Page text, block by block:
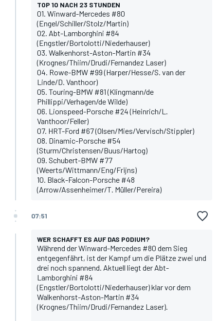
TOP 10 NACH 23 STUNDEN
01. Winward-Mercedes #80
(Engel/Schiller/Stolz/Martin)
02. Abt-Lamborghini #84
(Engstler/Bortolotti/Niederhauser)
03. Walkenhorst-Aston-Martin #34
(Krognes/Thiim/Drudi/Fernandez Laser)
04. Rowe-BMW #99 (Harper/Hesse/S. van der
Linde/D. Vanthoor)
05. Touring-BMW #81 (Klingmann/de
Phillippi/Verhagen/de Wilde)
06. Lionspeed-Porsche #24 (Heinrich/L.
Vanthoor/Feller)
07. HRT-Ford #67 (Olsen/Mies/Vervisch/Stippler)
08. Dinamic-Porsche #54
(Sturm/Christensen/Buus/Hartog)
09. Schubert-BMW #77
(Weerts/Wittmann/Eng/Frijns)
10. Black-Falcon-Porsche #48
(Arrow/Assenheimer/T. Müller/Pereira)
07:51
WER SCHAFFT ES AUF DAS PODIUM?
Während der Winward-Mercedes #80 dem Sieg
entgegenfährt, ist der Kampf um die Plätze zwei und
drei noch spannend. Aktuell liegt der Abt-
Lamborghini #84
(Engstler/Bortolotti/Niederhauser) klar vor dem
Walkenhorst-Aston-Martin #34
(Krognes/Thiim/Drudi/Fernandez Laser).